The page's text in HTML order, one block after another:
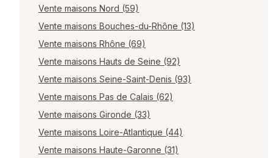
Vente maisons Nord (59)
Vente maisons Bouches-du-Rhône (13)
Vente maisons Rhône (69)
Vente maisons Hauts de Seine (92)
Vente maisons Seine-Saint-Denis (93)
Vente maisons Pas de Calais (62)
Vente maisons Gironde (33)
Vente maisons Loire-Atlantique (44)
Vente maisons Haute-Garonne (31)